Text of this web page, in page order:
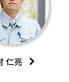
仁亮